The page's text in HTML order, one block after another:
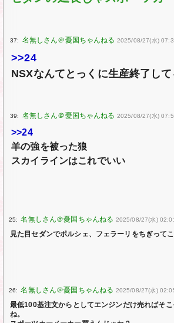
37: 2025/08/27(水)
>>24
NSXなんてとっくに生産終了して
39: 2025/08/27(水)
>>24
羊の強を被った狼
スカイラインはこれでいい
25: 2025/08/27(水)
見た目セダンでポルシェ、フェラーリをちぎって
26: 2025/08/27(水)
最低100基注文からとしてエンジンだけ売ればそ
ね。